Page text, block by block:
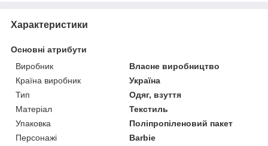
Характеристики
Основні атрибути
Виробник
Власне виробництво
Країна виробник
Україна
Тип
Одяг, взуття
Матеріал
Текстиль
Упаковка
Поліпропіленовий пакет
Персонажі
Barbie